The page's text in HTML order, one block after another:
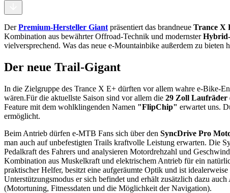
DerPremium-Hersteller Giant präsentiert das brandneue Trance X
Kombination aus bewährter Offroad-Technik und modernster
vielversprechend. Was das neue e-Mountainbike außerdem zu bieten
Der neue Trail-Gigant
In die Zielgruppe des Trance X E+ dürften vor allem wahre e-Bike-
wären.Für die aktuellste Saison sind vor allem die 29 Zoll Laufräder
Feature mit dem wohlklingenden Namen "FlipChip" erwartet uns.
ermöglicht.
Beim Antrieb dürfen e-MTB Fans sich über den SyncDrive Pro
man auch auf unbefestigten Trails kraftvolle Leistung erwarten. Die
Pedalkraft des Fahrers und analysieren Motordrehzahl und
Kombination aus Muskelkraft und elektrischem Antrieb für ein
praktischer Helfer, besitzt eine aufgeräumte Optik und ist
Unterstützungsmodus er sich befindet und erhält zusätzlich dazu
(Motortuning, Fitnessdaten und die Möglichkeit der Navigation).